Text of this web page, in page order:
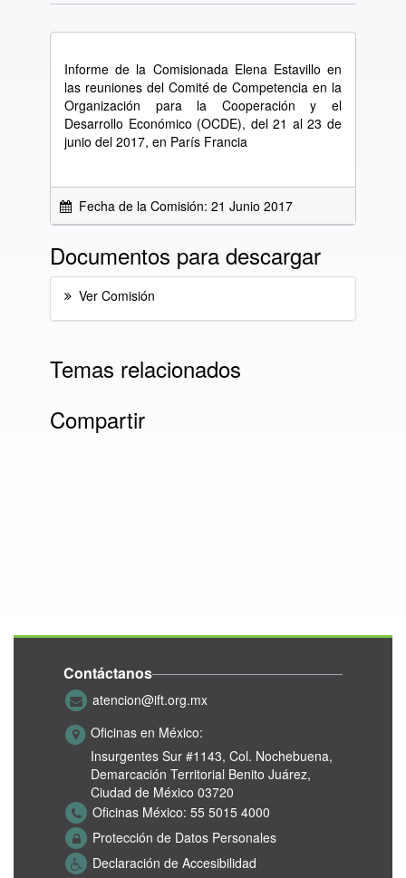
Informe de la Comisionada Elena Estavillo en
las reuniones del Comité de Competencia en la
Organización para la Cooperación y el
Desarrollo Económico (OCDE), del 21 al 23 de
junio del 2017, en París Francia
Fecha de la Comisión: 21 Junio 2017
Documentos para descargar
Ver Comisión
Temas relacionados
Compartir
Contáctanos
atencion@ift.org.mx
Oficinas en México:
Insurgentes Sur #1143, Col. Nochebuena,
Demarcación Territorial Benito Juárez,
Ciudad de México 03720
Oficinas México: 55 5015 4000
Protección de Datos Personales
Declaración de Accesibilidad